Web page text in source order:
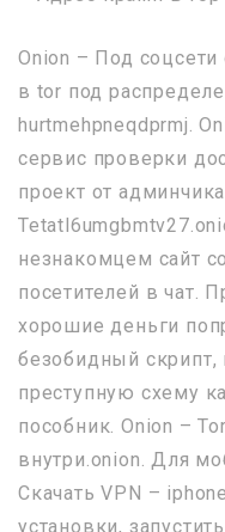
Onion – Под
в tor под
hurtmehpneqdprmj.
сервис проверки
проект от
незнакомцем сайт
посетителей в чат.
хорошие деньги
безобидный
преступную схему
пособник. Onion –
внутри.onion. Для
Скачать VPN –
установки,